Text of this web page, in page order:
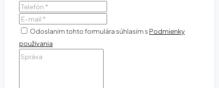
Odoslaním tohto formulára súhlasím s Podmienky
používania